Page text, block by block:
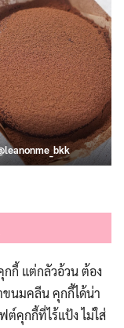
กี้ แต่กลัวอ้วน ต้อง
ขนมคลีน คุกกี้ได้น่า
คุกกี้ที่ไร้แป้ง ไม่ใส่